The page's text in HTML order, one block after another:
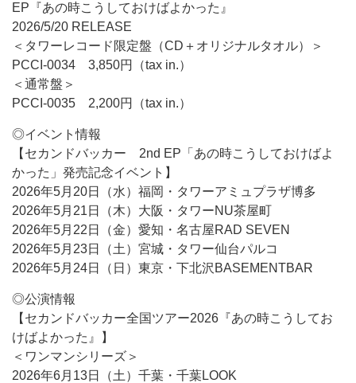
EP『あの時こうしておけばよかった』
2026/5/20 RELEASE
＜タワーレコード限定盤（CD＋オリジナルタオル）＞
PCCI-0034 3,850円（tax in.）
＜通常盤＞
PCCI-0035 2,200円（tax in.）
◎イベント情報
【セカンドバッカー 2nd EP「あの時こうしておけばよ
かった」発売記念イベント】
2026年5月20日（水）福岡・タワーアミュプラザ博多
2026年5月21日（木）大阪・タワーNU茶屋町
2026年5月22日（金）愛知・名古屋RAD SEVEN
2026年5月23日（土）宮城・タワー仙台パルコ
2026年5月24日（日）東京・下北沢BASEMENTBAR
◎公演情報
【セカンドバッカー全国ツアー2026『あの時こうしてお
けばよかった』】
＜ワンマンシリーズ＞
2026年6月13日（土）千葉・千葉LOOK